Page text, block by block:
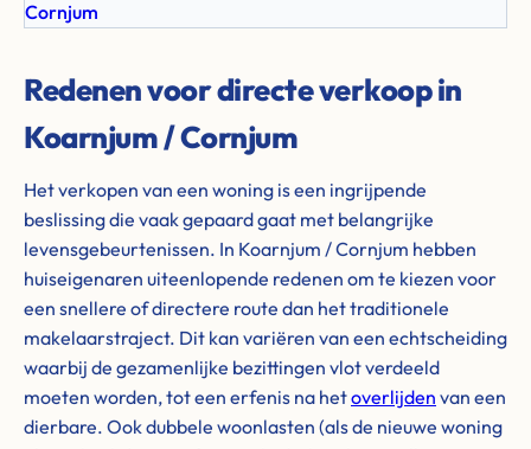
Cornjum
Redenen voor directe verkoop in
Koarnjum / Cornjum
Het verkopen van een woning is een ingrijpende
beslissing die vaak gepaard gaat met belangrijke
levensgebeurtenissen. In Koarnjum / Cornjum hebben
huiseigenaren uiteenlopende redenen om te kiezen voor
een snellere of directere route dan het traditionele
makelaarstraject. Dit kan variëren van een echtscheiding
waarbij de gezamenlijke bezittingen vlot verdeeld
moeten worden, tot een erfenis na hetoverlijden van een
dierbare. Ook dubbele woonlasten (als de nieuwe woning